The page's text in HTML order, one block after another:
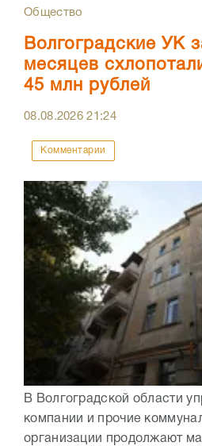
Общество
Волгоградские УК
месяцев
45 млн рублей
08.08.202621:24
Комментарии
В Волгоградской области
компании и прочие
организации продолжают